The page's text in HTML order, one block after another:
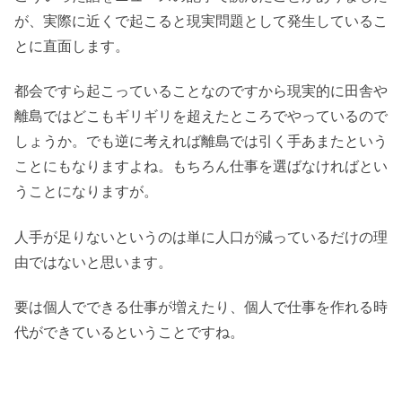
が、実際に近くで起こると現実問題として発生しているこ
とに直面します。
都会ですら起こっていることなのですから現実的に田舎や
離島ではどこもギリギリを超えたところでやっているので
しょうか。でも逆に考えれば離島では引く手あまたという
ことにもなりますよね。もちろん仕事を選ばなければとい
うことになりますが。
人手が足りないというのは単に人口が減っているだけの理
由ではないと思います。
要は個人でできる仕事が増えたり、個人で仕事を作れる時
代ができているということですね。